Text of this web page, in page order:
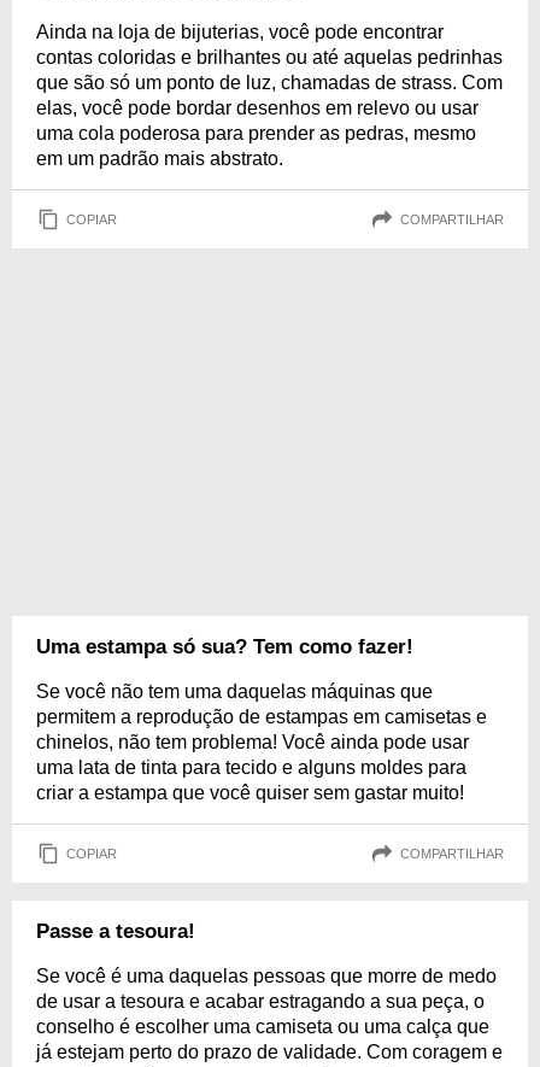
Ainda na loja de bijuterias, você pode encontrar
contas coloridas e brilhantes ou até aquelas pedrinhas
que são só um ponto de luz, chamadas de strass. Com
elas, você pode bordar desenhos em relevo ou usar
uma cola poderosa para prender as pedras, mesmo
em um padrão mais abstrato.
COPIAR COMPARTILHAR
Uma estampa só sua? Tem como fazer!
Se você não tem uma daquelas máquinas que
permitem a reprodução de estampas em camisetas e
chinelos, não tem problema! Você ainda pode usar
uma lata de tinta para tecido e alguns moldes para
criar a estampa que você quiser sem gastar muito!
COPIAR COMPARTILHAR
Passe a tesoura!
Se você é uma daquelas pessoas que morre de medo
de usar a tesoura e acabar estragando a sua peça, o
conselho é escolher uma camiseta ou uma calça que
já estejam perto do prazo de validade. Com coragem e